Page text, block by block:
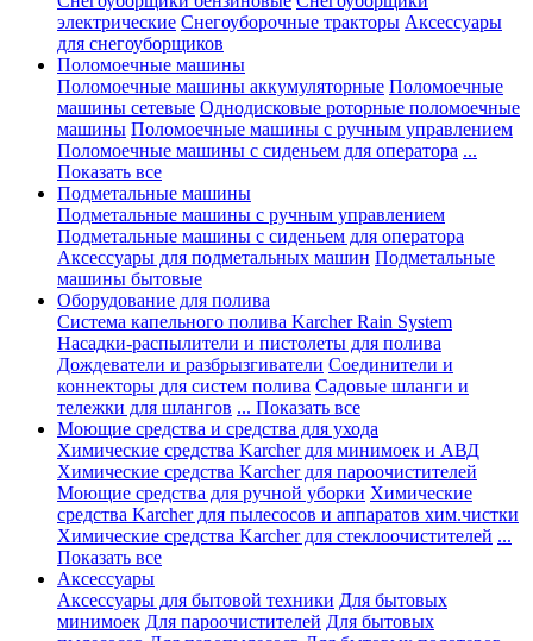
электрические Снегоуборочные тракторы Аксессуары
для снегоуборщиков
Поломоечные машины
Поломоечные машины аккумуляторные Поломоечные
машины сетевые Однодисковые роторные поломоечные
машины Поломоечные машины с ручным управлением
Поломоечные машины с сиденьем для оператора ...
Показать все
Подметальные машины
Подметальные машины с ручным управлением
Подметальные машины с сиденьем для оператора
Аксессуары для подметальных машин Подметальные
машины бытовые
Оборудование для полива
Система капельного полива Karcher Rain System
Насадки-распылители и пистолеты для полива
Дождеватели и разбрызгиватели Соединители и
коннекторы для систем полива Садовые шланги и
тележки для шлангов ... Показать все
Моющие средства и средства для ухода
Химические средства Karcher для минимоек и АВД
Химические средства Karcher для пароочистителей
Моющие средства для ручной уборки Химические
средства Karcher для пылесосов и аппаратов хим.чистки
Химические средства Karcher для стеклоочистителей ...
Показать все
Аксессуары
Аксессуары для бытовой техники Для бытовых
минимоек Для пароочистителей Для бытовых